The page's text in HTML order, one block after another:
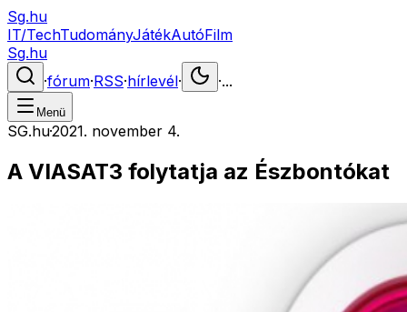
Sg.hu
IT/TechTudományJátékAutóFilm
Sg.hu
·fórum·RSS·hírlevél· ·...
Menü
SG.hu·2021. november 4.
A VIASAT3 folytatja az Észbontókat